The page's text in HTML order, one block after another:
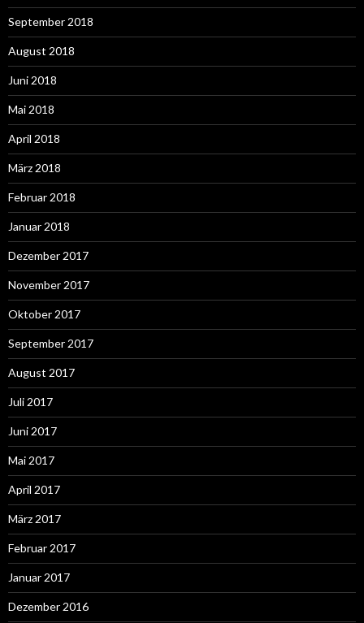
September 2018
August 2018
Juni 2018
Mai 2018
April 2018
März 2018
Februar 2018
Januar 2018
Dezember 2017
November 2017
Oktober 2017
September 2017
August 2017
Juli 2017
Juni 2017
Mai 2017
April 2017
März 2017
Februar 2017
Januar 2017
Dezember 2016